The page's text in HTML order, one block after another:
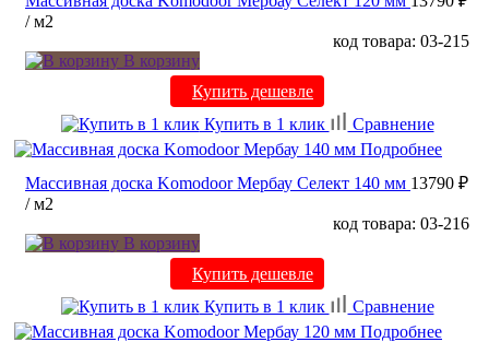
/ м2
код товара: 03-215
В корзину
Купить дешевле
Купить в 1 клик
Сравнение
Подробнее
Массивная доска Komodoor Мербау Селект 140 мм 13790 ₽
/ м2
код товара: 03-216
В корзину
Купить дешевле
Купить в 1 клик
Сравнение
Подробнее